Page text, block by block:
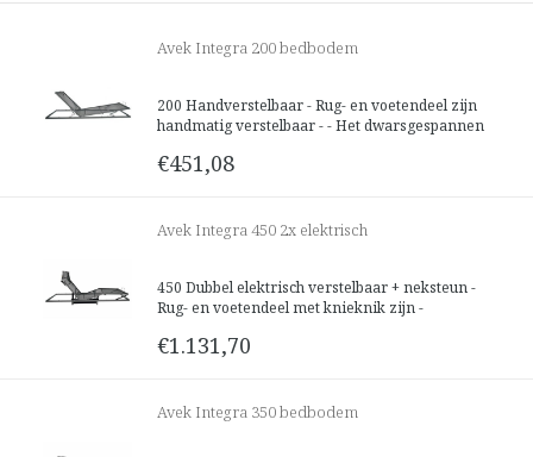
Avek Integra 200 bedbodem
200 Handverstelbaar - Rug- en voetendeel zijn
handmatig verstelbaar - - Het dwarsgespannen
nauwkeurig en geeft optimale ondersteuning. -
€451,08
Avek Integra 450 2x elektrisch
450 Dubbel elektrisch verstelbaar + neksteun -
Rug- en voetendeel met knieknik zijn -
de neksteun is handmatig verstelbaar - - - Het
€1.131,70
Avek Integra 350 bedbodem